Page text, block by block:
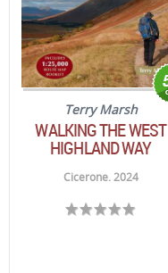
Terry Marsh
WALKING THE WEST
HIGHLAND WAY
Cicerone. 2024